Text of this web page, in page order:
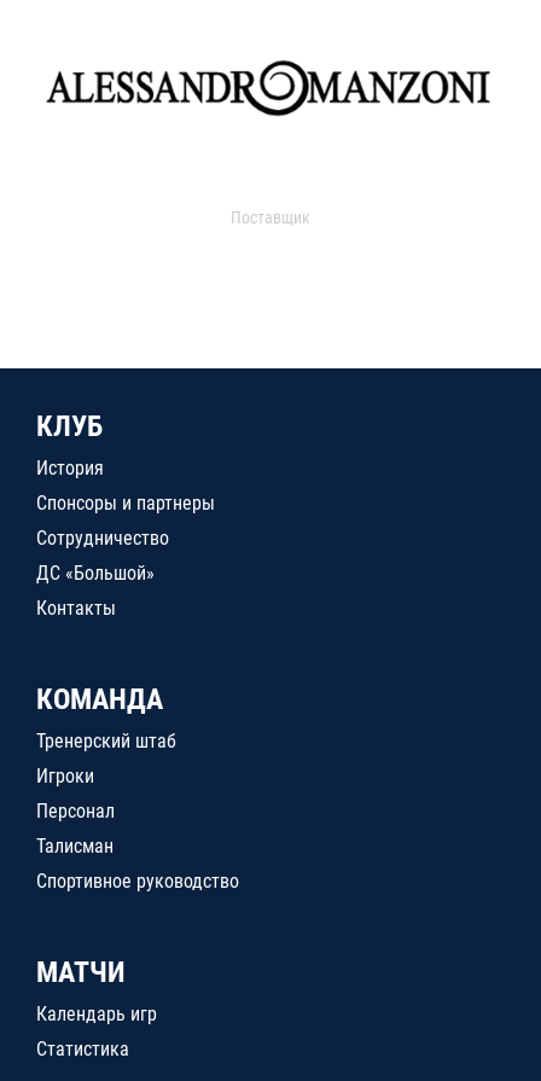
Поставщик
КЛУБ
История
Спонсоры и партнеры
Сотрудничество
ДС «Большой»
Контакты
КОМАНДА
Тренерский штаб
Игроки
Персонал
Талисман
Спортивное руководство
МАТЧИ
Календарь игр
Статистика